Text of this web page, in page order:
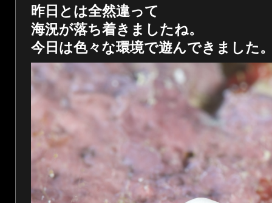
昨日とは全然違って
海況が落ち着きましたね。
今日は色々な環境で遊んできました